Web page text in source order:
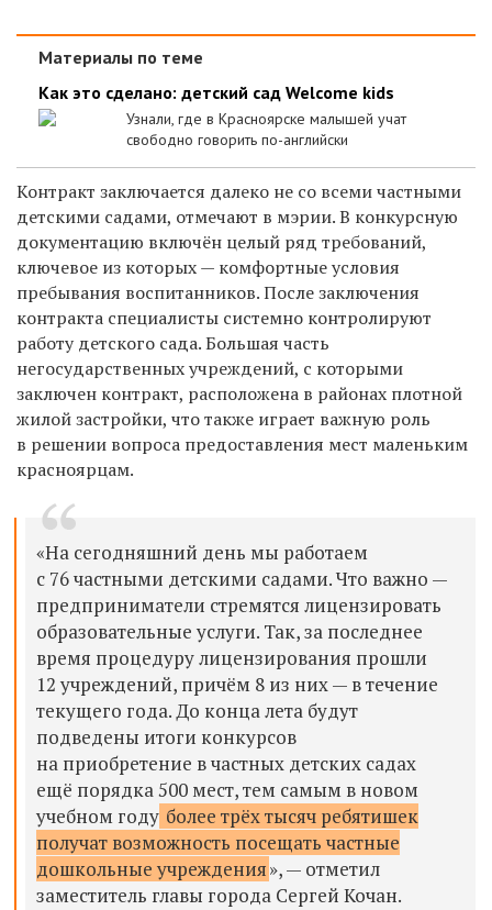
Материалы по теме
Как это сделано: детский сад Welcome kids
Узнали, где в Красноярске малышей учат
свободно говорить по-английски
Контракт заключается далеко не со всеми частными
детскими садами, отмечают в мэрии. В конкурсную
документацию включён целый ряд требований,
ключевое из которых — комфортные условия
пребывания воспитанников. После заключения
контракта специалисты системно контролируют
работу детского сада. Большая часть
негосударственных учреждений, с которыми
заключен контракт, расположена в районах плотной
жилой застройки, что также играет важную роль
в решении вопроса предоставления мест маленьким
красноярцам.
«На сегодняшний день мы работаем
с 76 частными детскими садами. Что важно —
предприниматели стремятся лицензировать
образовательные услуги. Так, за последнее
время процедуру лицензирования прошли
12 учреждений, причём 8 из них — в течение
текущего года. До конца лета будут
подведены итоги конкурсов
на приобретение в частных детских садах
ещё порядка 500 мест, тем самым в новом
учебном году более трёх тысяч ребятишек
получат возможность посещать частные
дошкольные учреждения», — отметил
заместитель главы города Сергей Кочан.